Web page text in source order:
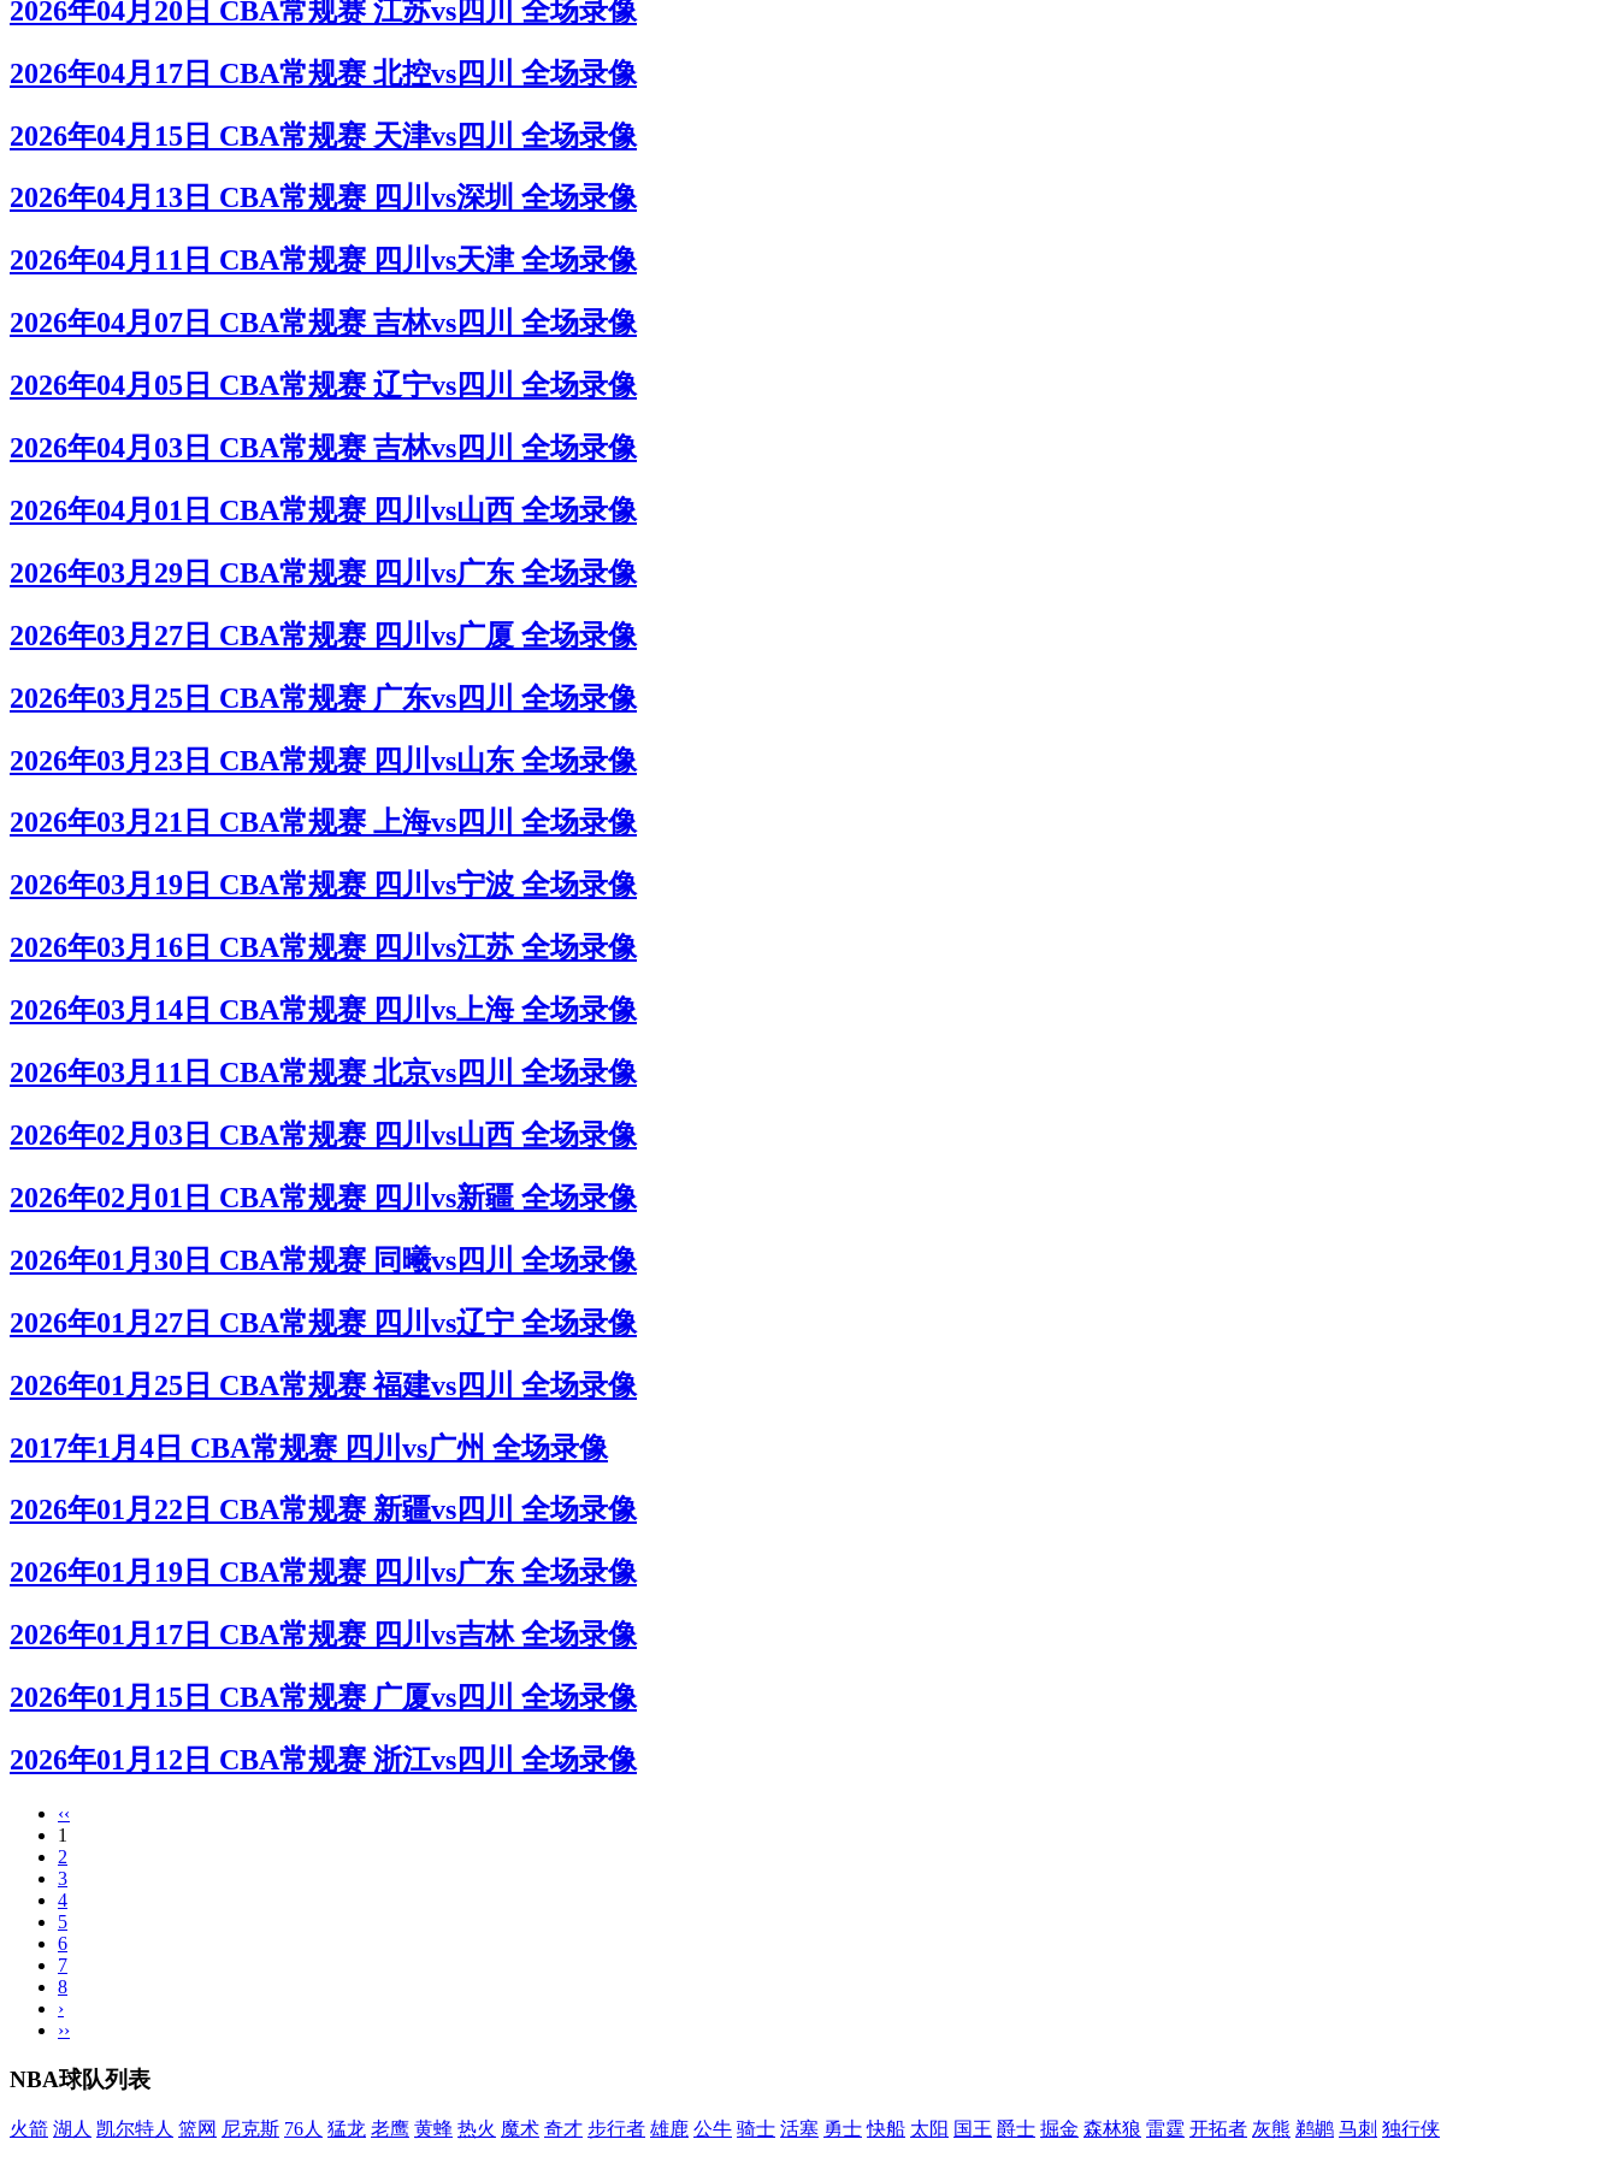
2026年04月20日 CBA常规赛 江苏vs四川 全场录像
2026年04月17日 CBA常规赛 北控vs四川 全场录像
2026年04月15日 CBA常规赛 天津vs四川 全场录像
2026年04月13日 CBA常规赛 四川vs深圳 全场录像
2026年04月11日 CBA常规赛 四川vs天津 全场录像
2026年04月07日 CBA常规赛 吉林vs四川 全场录像
2026年04月05日 CBA常规赛 辽宁vs四川 全场录像
2026年04月03日 CBA常规赛 吉林vs四川 全场录像
2026年04月01日 CBA常规赛 四川vs山西 全场录像
2026年03月29日 CBA常规赛 四川vs广东 全场录像
2026年03月27日 CBA常规赛 四川vs广厦 全场录像
2026年03月25日 CBA常规赛 广东vs四川 全场录像
2026年03月23日 CBA常规赛 四川vs山东 全场录像
2026年03月21日 CBA常规赛 上海vs四川 全场录像
2026年03月19日 CBA常规赛 四川vs宁波 全场录像
2026年03月16日 CBA常规赛 四川vs江苏 全场录像
2026年03月14日 CBA常规赛 四川vs上海 全场录像
2026年03月11日 CBA常规赛 北京vs四川 全场录像
2026年02月03日 CBA常规赛 四川vs山西 全场录像
2026年02月01日 CBA常规赛 四川vs新疆 全场录像
2026年01月30日 CBA常规赛 同曦vs四川 全场录像
2026年01月27日 CBA常规赛 四川vs辽宁 全场录像
2026年01月25日 CBA常规赛 福建vs四川 全场录像
2017年1月4日 CBA常规赛 四川vs广州 全场录像
2026年01月22日 CBA常规赛 新疆vs四川 全场录像
2026年01月19日 CBA常规赛 四川vs广东 全场录像
2026年01月17日 CBA常规赛 四川vs吉林 全场录像
2026年01月15日 CBA常规赛 广厦vs四川 全场录像
2026年01月12日 CBA常规赛 浙江vs四川 全场录像
‹‹
1
2
3
4
5
6
7
8
›
››
NBA球队列表
火箭 湖人 凯尔特人 篮网 尼克斯 76人 猛龙 老鹰 黄蜂 热火 魔术 奇才 步行者 雄鹿 公牛 骑士 活塞 勇士 快船 太阳 国王 爵士 掘金 森林狼 雷霆 开拓者 灰熊 鹈鹕 马刺 独行侠